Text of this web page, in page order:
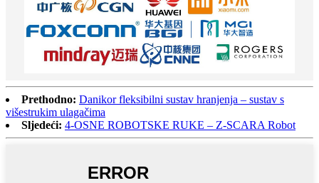
Prethodno: Danikor fleksibilni sustav hranjenja – sustav s
višestrukim ulagačima
Sljedeći: 4-OSNE ROBOTSKE RUKE – Z-SCARA Robot